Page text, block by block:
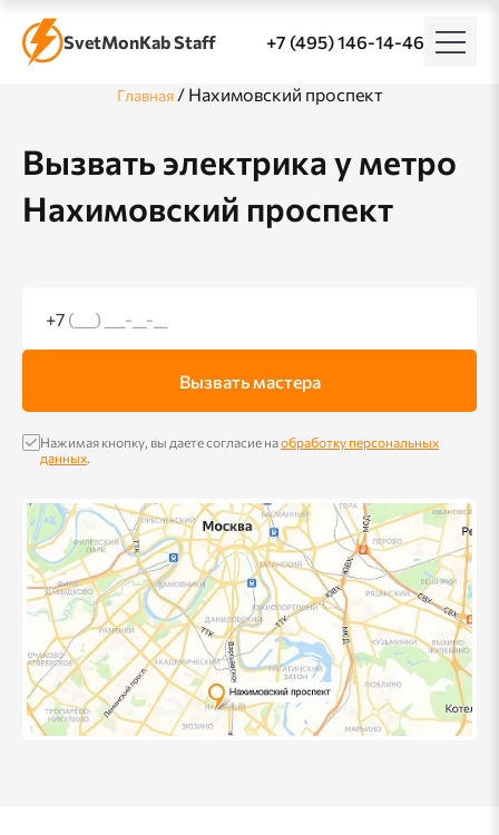
SvetMonKab Staff +7 (495) 146-14-46
Главная/ Нахимовский проспект
Вызвать электрика у метро
Нахимовский проспект
+7 (___) ___-__-__
Вызвать мастера
Нажимая кнопку, вы даете согласие наобработку персональных
данных.